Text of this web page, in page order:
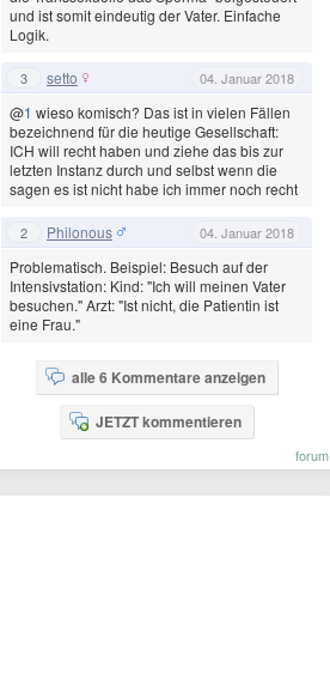
und ist somit eindeutig der Vater. Einfache
Logik.
3 setto 04. Januar 2018
@1 wieso komisch? Das ist in vielen Fällen
bezeichnend für die heutige Gesellschaft:
ICH will recht haben und ziehe das bis zur
letzten Instanz durch und selbst wenn die
sagen es ist nicht habe ich immer noch recht
2 Philonous 04. Januar 2018
Problematisch. Beispiel: Besuch auf der
Intensivstation: Kind: "Ich will meinen Vater
besuchen." Arzt: "Ist nicht, die Patientin ist
eine Frau."
alle 6 Kommentare anzeigen
JETZT kommentieren
forum